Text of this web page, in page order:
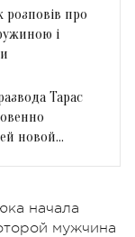
про
і
Тарас
новой
начала
мужчина